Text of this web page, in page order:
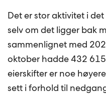
Det er stor aktivitet i
selv om det ligger bak
sammenlignet med
oktober hadde 432
eierskifter er noe
sett i forhold til